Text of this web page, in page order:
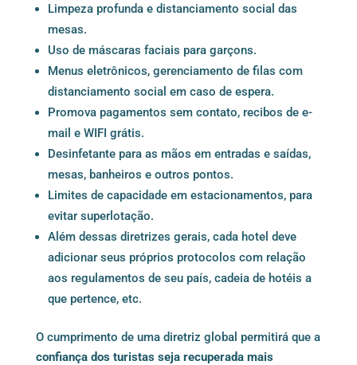
Limpeza profunda e distanciamento social das
mesas.
Uso de máscaras faciais para garçons.
Menus eletrônicos, gerenciamento de filas com
distanciamento social em caso de espera.
Promova pagamentos sem contato, recibos de e-
mail e WIFI grátis.
Desinfetante para as mãos em entradas e saídas,
mesas, banheiros e outros pontos.
Limites de capacidade em estacionamentos, para
evitar superlotação.
Além dessas diretrizes gerais, cada hotel deve
adicionar seus próprios protocolos com relação
aos regulamentos de seu país, cadeia de hotéis a
que pertence, etc.
O cumprimento de uma diretriz global permitirá que a
confiança dos turistas seja recuperada mais